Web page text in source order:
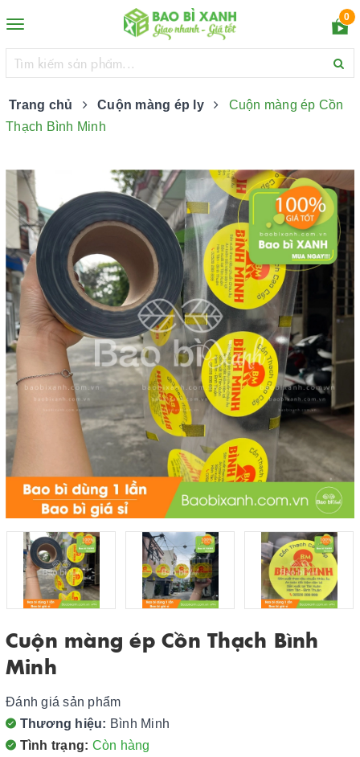
Toggle
navigation
0
Trang chủ Cuộn màng ép ly
Cuộn màng ép Cồn
Thạch Bình Minh
Cuộn màng ép Cồn Thạch Bình
Minh
Đánh giá sản phẩm
Thương hiệu: Bình Minh
Tình trạng: Còn hàng